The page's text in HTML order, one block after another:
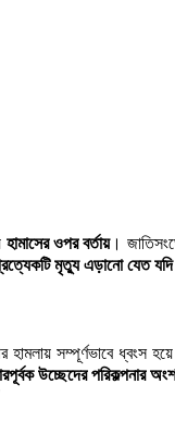
হামাসের ওপর বর্তায়।
মৃত্যু এড়ানো যেত
হামলায় সম্পূর্ণভাবে ধ্বংস
উচ্ছেদের পরিকল্পনার